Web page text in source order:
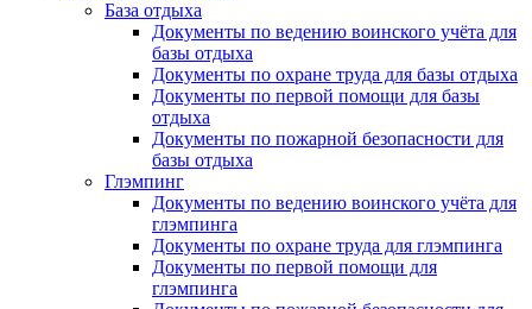
База отдыха
Документы по ведению воинского учёта для
базы отдыха
Документы по охране труда для базы отдыха
Документы по первой помощи для базы
отдыха
Документы по пожарной безопасности для
базы отдыха
Глэмпинг
Документы по ведению воинского учёта для
глэмпинга
Документы по охране труда для глэмпинга
Документы по первой помощи для
глэмпинга